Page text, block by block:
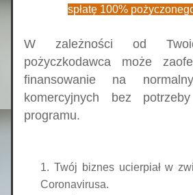
spłatę 100%
W zależności od
pożyczkodawca może
finansowanie na
komercyjnych bez
programu.
Twój biznes ucierpiał w
Coronavirusa.